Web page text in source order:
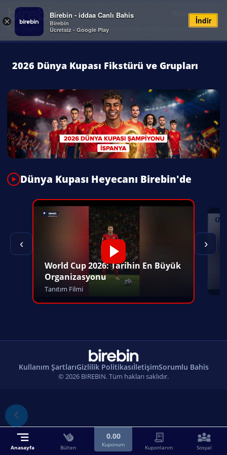
×
Birebin - iddaa Canlı Bahis
Birebin
Ücretsiz - Google Play
İndir
Ana Sayfa FikstürPuan DurumuTakımlar Asist KrallığıSarı
Kuponum (0)
2026 Dünya Kupası Fikstürü ve Grupları
Dünya Kupası Heyecanı Birebin'de
World Cup 2026: Tarihin En Büyük
Organizasyonu
Tanıtım Filmi
‹ ›
Kullanım ŞartlarıGizlilik PolitikasıİletişimSorumlu Bahis
© 2026 BIREBIN. Tüm hakları saklıdır.
Anasayfa Bülten
0.00
Kuponum Kuponlarım Sosyal